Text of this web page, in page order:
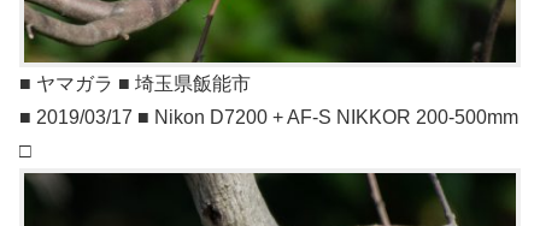
■ ヤマガラ ■ 埼玉県飯能市
■ 2019/03/17 ■ Nikon D7200 + AF-S NIKKOR 200-500mm
□